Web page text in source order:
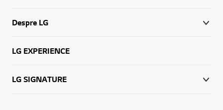
Despre LG
LG EXPERIENCE
LG SIGNATURE